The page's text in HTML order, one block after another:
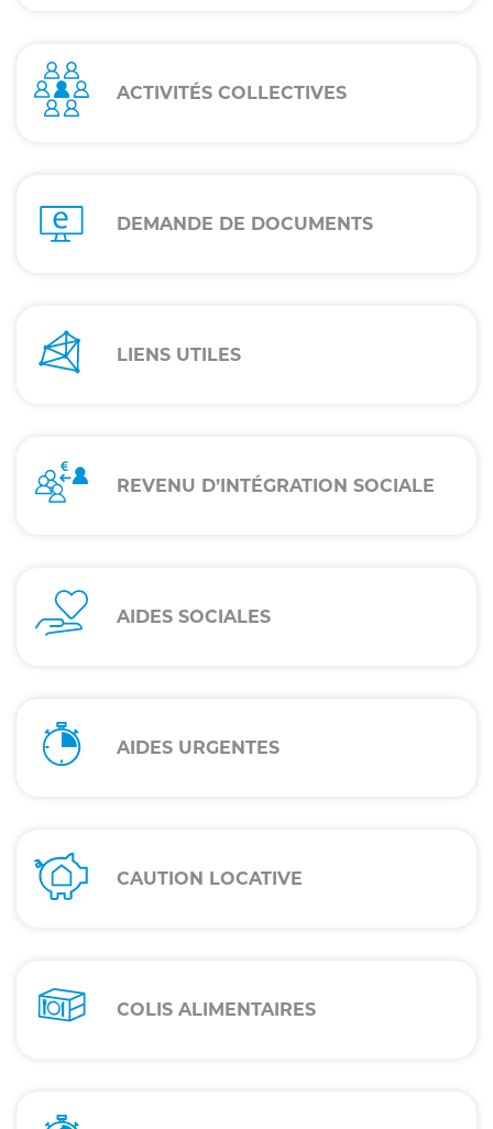
ACTIVITÉS COLLECTIVES
DEMANDE DE DOCUMENTS
LIENS UTILES
REVENU D’INTÉGRATION SOCIALE
AIDES SOCIALES
AIDES URGENTES
CAUTION LOCATIVE
COLIS ALIMENTAIRES